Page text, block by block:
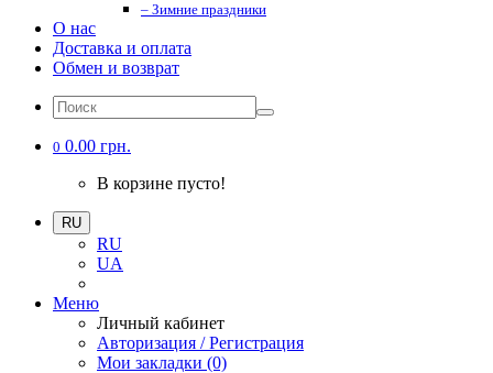
– Зимние праздники
О нас
Доставка и оплата
Обмен и возврат
0 0.00 грн.
В корзине пусто!
RU
RU
UA
Меню
Личный кабинет
Авторизация / Регистрация
Мои закладки (0)